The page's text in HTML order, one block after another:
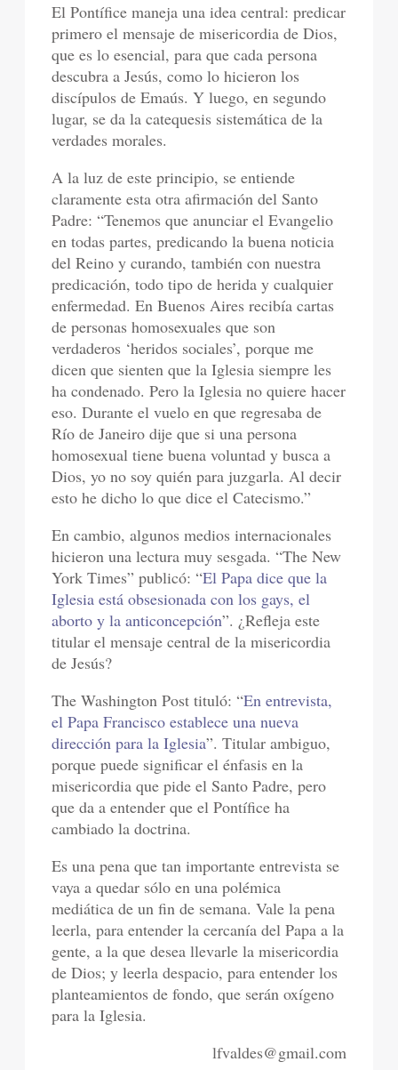
El Pontífice maneja una idea central: predicar
primero el mensaje de misericordia de Dios,
que es lo esencial, para que cada persona
descubra a Jesús, como lo hicieron los
discípulos de Emaús. Y luego, en segundo
lugar, se da la catequesis sistemática de la
verdades morales.
A la luz de este principio, se entiende
claramente esta otra afirmación del Santo
Padre: “Tenemos que anunciar el Evangelio
en todas partes, predicando la buena noticia
del Reino y curando, también con nuestra
predicación, todo tipo de herida y cualquier
enfermedad. En Buenos Aires recibía cartas
de personas homosexuales que son
verdaderos ‘heridos sociales’, porque me
dicen que sienten que la Iglesia siempre les
ha condenado. Pero la Iglesia no quiere hacer
eso. Durante el vuelo en que regresaba de
Río de Janeiro dije que si una persona
homosexual tiene buena voluntad y busca a
Dios, yo no soy quién para juzgarla. Al decir
esto he dicho lo que dice el Catecismo.”
En cambio, algunos medios internacionales
hicieron una lectura muy sesgada. “The New
York Times” publicó: “El Papa dice que la
Iglesia está obsesionada con los gays, el
aborto y la anticoncepción”. ¿Refleja este
titular el mensaje central de la misericordia
de Jesús?
The Washington Post tituló: “En entrevista,
el Papa Francisco establece una nueva
dirección para la Iglesia”. Titular ambiguo,
porque puede significar el énfasis en la
misericordia que pide el Santo Padre, pero
que da a entender que el Pontífice ha
cambiado la doctrina.
Es una pena que tan importante entrevista se
vaya a quedar sólo en una polémica
mediática de un fin de semana. Vale la pena
leerla, para entender la cercanía del Papa a la
gente, a la que desea llevarle la misericordia
de Dios; y leerla despacio, para entender los
planteamientos de fondo, que serán oxígeno
para la Iglesia.
lfvaldes@gmail.com